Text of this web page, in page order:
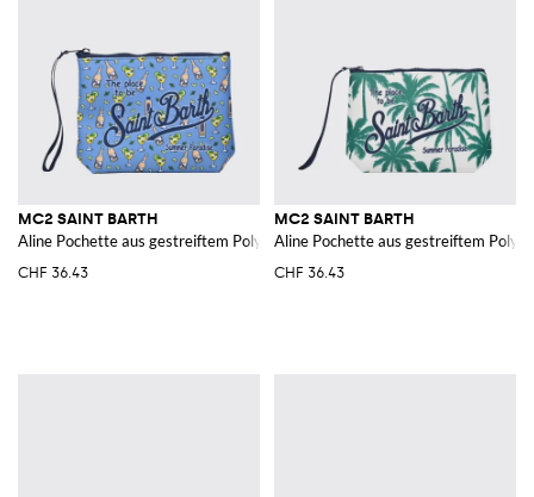
MC2 SAINT BARTH
Aline Pochette aus gestreiftem Polyester
CHF 36.43
MC2 SAINT BARTH
Aline Pochette aus gestreiftem
CHF 36.43